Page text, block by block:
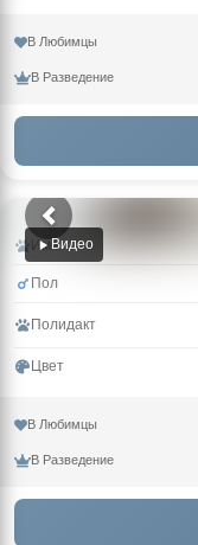
В Любимцы
В Разведение
Видео
Имя
Пол
Полидакт
Цвет
В Любимцы
В Разведение